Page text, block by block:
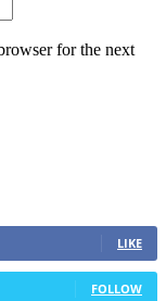
for the next
LIKE
FOLLOW